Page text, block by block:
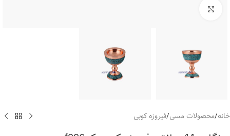
خانه/محصولات مسی/فیروزه کوبی